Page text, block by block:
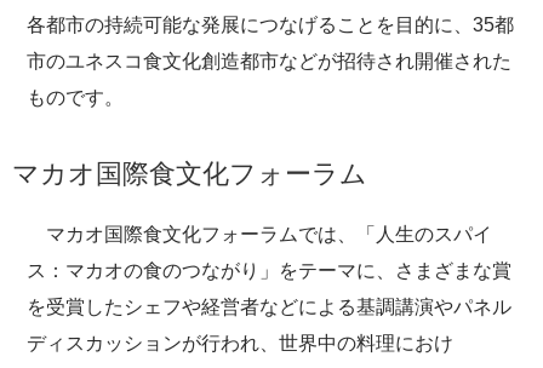
各都市の持続可能な発展につなげることを目的に、35都
市のユネスコ食文化創造都市などが招待され開催された
ものです。
マカオ国際食文化フォーラム
マカオ国際食文化フォーラムでは、「人生のスパイ
ス：マカオの食のつながり」をテーマに、さまざまな賞
を受賞したシェフや経営者などによる基調講演やパネル
ディスカッションが行われ、世界中の料理におけ